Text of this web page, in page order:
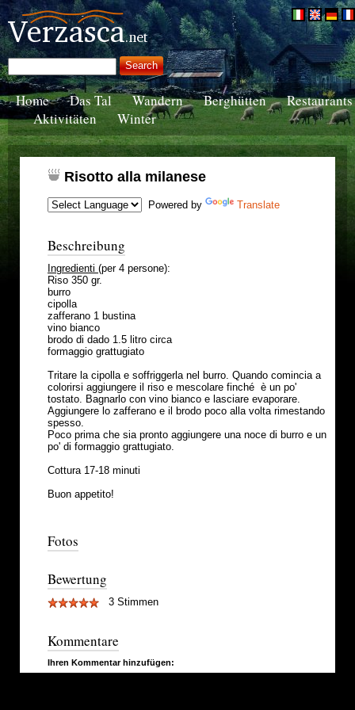
Home Das Tal Wandern Berghütten
Restaurants
Aktivitäten
Winter
Risotto alla milanese
Powered by Translate
Beschreibung
Ingredienti (per 4 persone):
Riso 350 gr.
burro
cipolla
zafferano 1 bustina
vino bianco
brodo di dado 1.5 litro circa
formaggio grattugiato
Tritare la cipolla e soffriggerla nel burro. Quando comincia a
colorirsi aggiungere il riso e mescolare finché è un po'
tostato. Bagnarlo con vino bianco e lasciare evaporare.
Aggiungere lo zafferano e il brodo poco alla volta rimestando
spesso.
Poco prima che sia pronto aggiungere una noce di burro e un
po' di formaggio grattugiato.
Cottura 17-18 minuti
Buon appetito!
Fotos
Bewertung
3 Stimmen
Kommentare
Ihren Kommentar hinzufügen: